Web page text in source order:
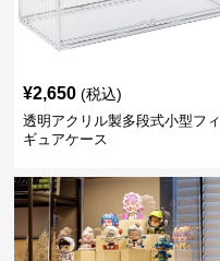
¥2,650 (税込)
透明アクリル製多段式小型フィ
ギュアケース